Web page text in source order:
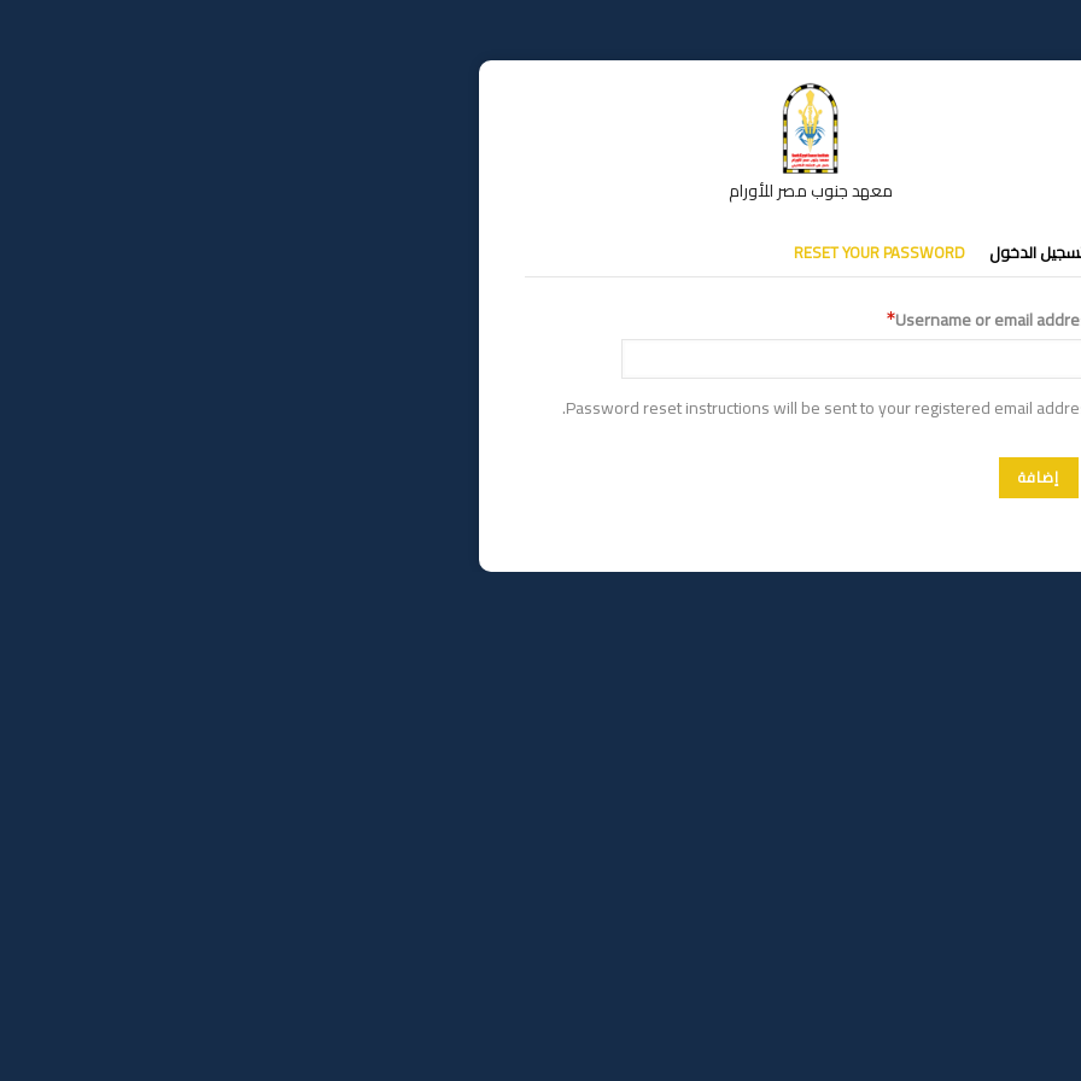
معهد جنوب مصر للأورام
الدخول RESET YOUR PASSWORD
Username or email
Password reset instructions will be sent to your registered email